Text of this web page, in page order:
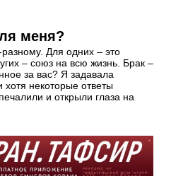
меня?
Для одних – это
– союз на всю жизнь. Брак –
за вас? Я задавала
некоторые ответы
и открыли глаза на